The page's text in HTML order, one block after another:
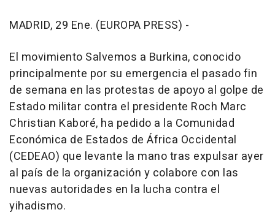
MADRID, 29 Ene. (EUROPA PRESS) -
El movimiento Salvemos a Burkina, conocido
principalmente por su emergencia el pasado fin
de semana en las protestas de apoyo al golpe de
Estado militar contra el presidente Roch Marc
Christian Kaboré, ha pedido a la Comunidad
Económica de Estados de África Occidental
(CEDEAO) que levante la mano tras expulsar ayer
al país de la organización y colabore con las
nuevas autoridades en la lucha contra el
yihadismo.